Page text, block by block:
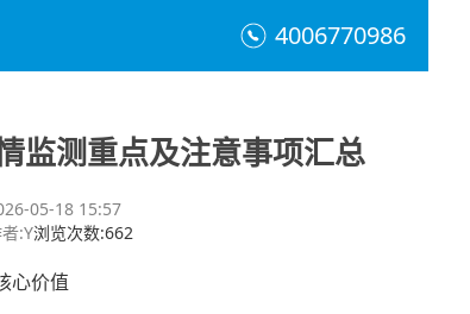
4006770986
监测重点及注意事项汇总
05-18 15:57
:Y浏览次数:662
心价值